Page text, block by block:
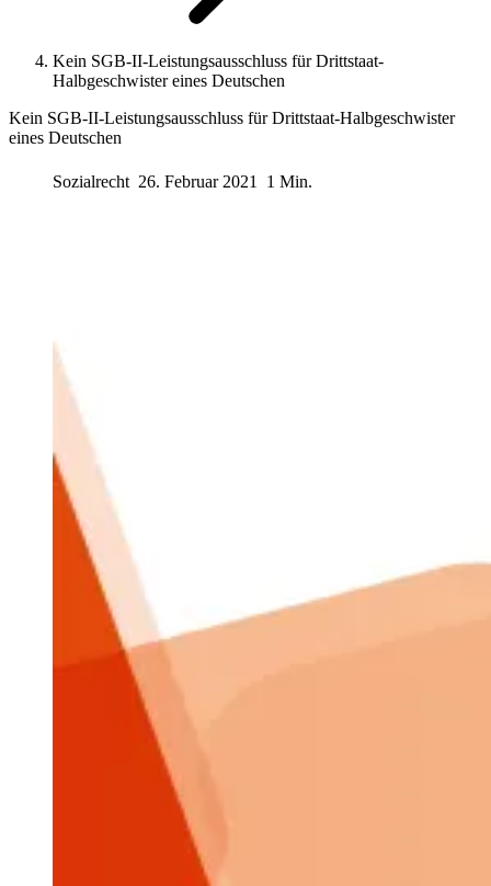
Kein SGB-II-Leistungsausschluss für Drittstaat-
Halbgeschwister eines Deutschen
Kein SGB-II-Leistungsausschluss für Drittstaat-Halbgeschwister
eines Deutschen
Sozialrecht 26. Februar 2021 1 Min.